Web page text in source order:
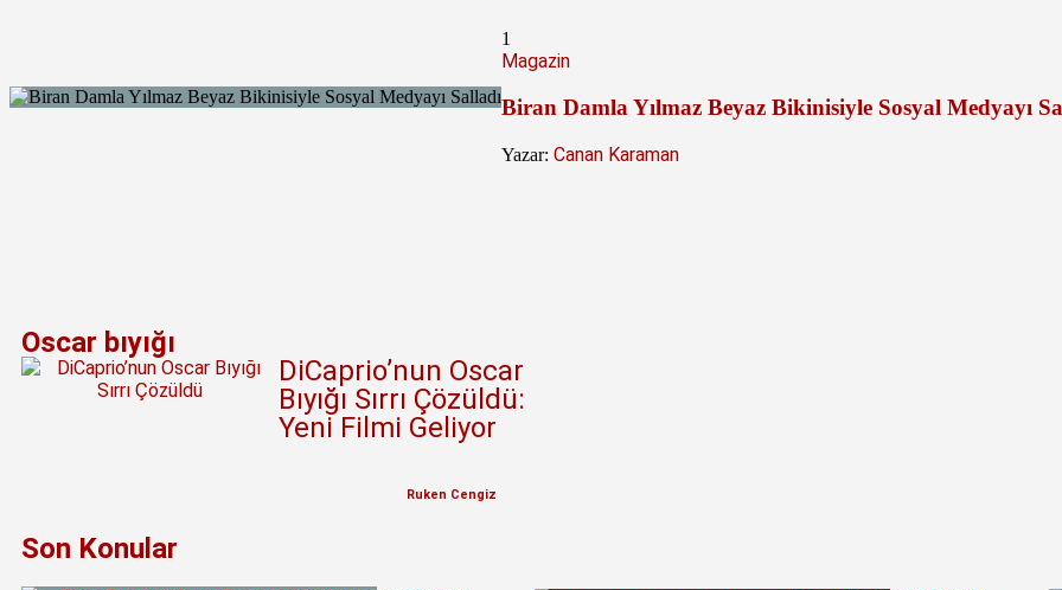
1
Magazin
Biran Damla Yılmaz Beyaz Bikinisiyle Sosyal Medyayı
Yazar: Canan Karaman
Oscar bıyığı
DiCaprio’nun Oscar
Bıyığı Sırrı Çözüldü:
Yeni Filmi Geliyor
Ruken Cengiz
Son Konular